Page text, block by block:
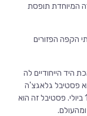
המיוחדת תופסת
הקפה הפזורים
היד הייחודיים לה
פסטיבל גלאגצ'ה
(Guelaguetza) שמתקיים בשני ימי ב' שאחרי ה 16 ביולי. פסטיבל זה הוא